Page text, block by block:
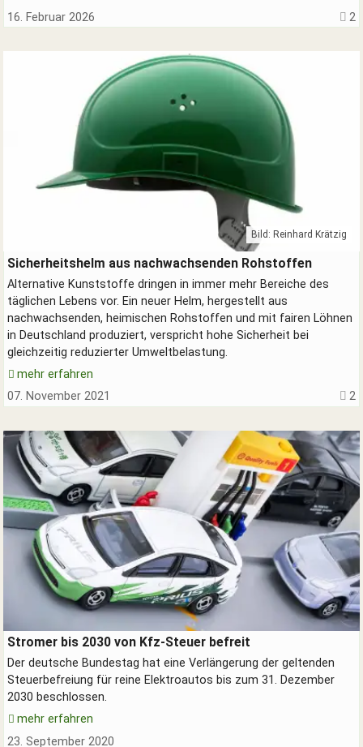
16. Februar 2026
2
Grüner Sicherheitshelm ohne Erdöl
Bild: Reinhard Krätzig
Sicherheitshelm aus nachwachsenden Rohstoffen
Alternative Kunststoffe dringen in immer mehr Bereiche des
täglichen Lebens vor. Ein neuer Helm, hergestellt aus
nachwachsenden, heimischen Rohstoffen und mit fairen Löhnen
in Deutschland produziert, verspricht hohe Sicherheit bei
gleichzeitig reduzierter Umweltbelastung.
mehr erfahren
07. November 2021
2
Elektroautos an der Stromtankstelle
Stromer bis 2030 von Kfz-Steuer befreit
Der deutsche Bundestag hat eine Verlängerung der geltenden
Steuerbefreiung für reine Elektroautos bis zum 31. Dezember
2030 beschlossen.
mehr erfahren
23. September 2020
Suchen